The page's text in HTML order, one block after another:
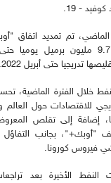
- 19.
الماضي، تم تمديد
الإنتاج بواقع 9.7 مليون برميل
تدريجيا حتى أبريل 2022.
خلال الفترة الماضية،
للاقتصادات حول
إضافة إلى تقلص
"أوبك+"، بجانب التفاؤل
فيروس كورونا.
النفط الأخيرة بعد